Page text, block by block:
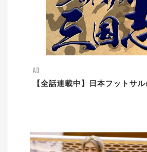
AD
【全話連載中】日本フットサ